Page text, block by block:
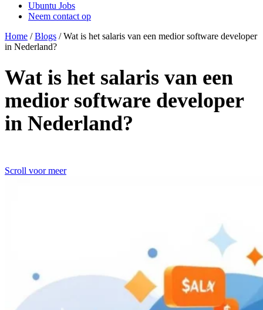
Ubuntu Jobs
Neem contact op
Home /Blogs /Wat is het salaris van een medior software developer
in Nederland?
Wat is het salaris van een
medior software developer
in Nederland?
Scroll voor meer